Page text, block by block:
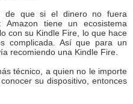
de que si el dinero no fuera
Amazon tiene un ecosistema
con su Kindle Fire, lo que hace
complicada. Así que para un
recomiendo una Kindle Fire.
técnico, a quien no le importe
su dispositivo, entonces